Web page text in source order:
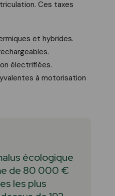
Ces taxes
et hybrides.
électrifiées.
à motorisation
écologique
de 80 000 €
les plus